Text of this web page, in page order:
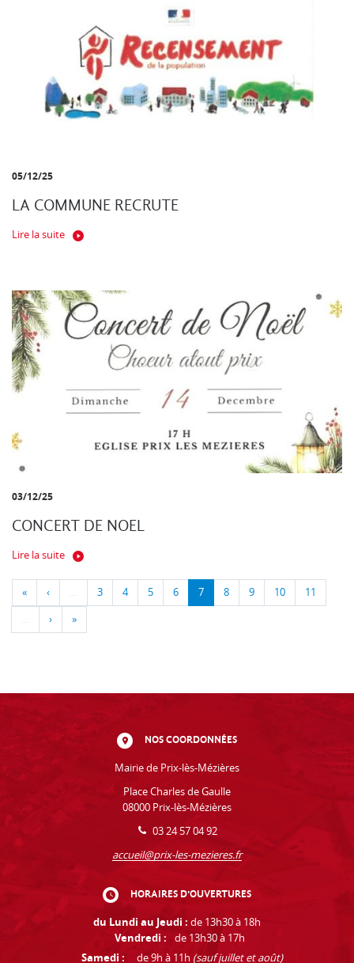
05/12/25
LA COMMUNE RECRUTE
Lire la suite
03/12/25
CONCERT DE NOEL
Lire la suite
« ‹ … 3 4 5 6 7 8 9 10 11
… › »
NOS COORDONNÉES
Mairie de Prix-lès-Mézières
Place Charles de Gaulle
08000 Prix-lès-Mézières
03 24 57 04 92
accueil@prix-les-mezieres.fr
HORAIRES D'OUVERTURES
du Lundi au Jeudi : de 13h30 à 18h
Vendredi :
de 13h30 à 17h
Samedi :
de 9h à 11h (sauf juillet et août)